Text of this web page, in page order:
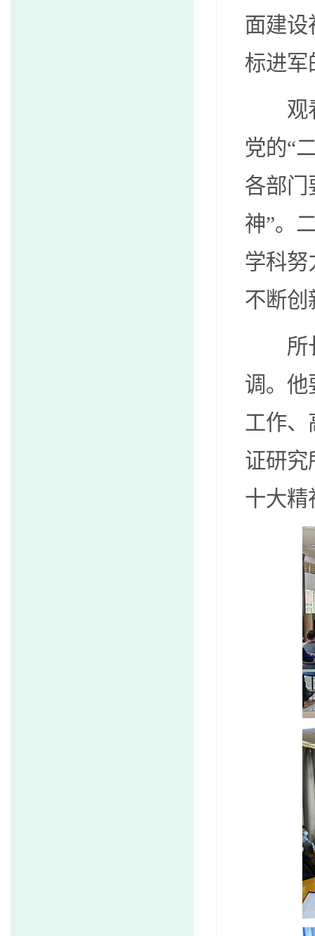
面建设
标进
观看
党的“
各部门
神”。
学科努
不断
所长
调。他
工作、
证研究
十大